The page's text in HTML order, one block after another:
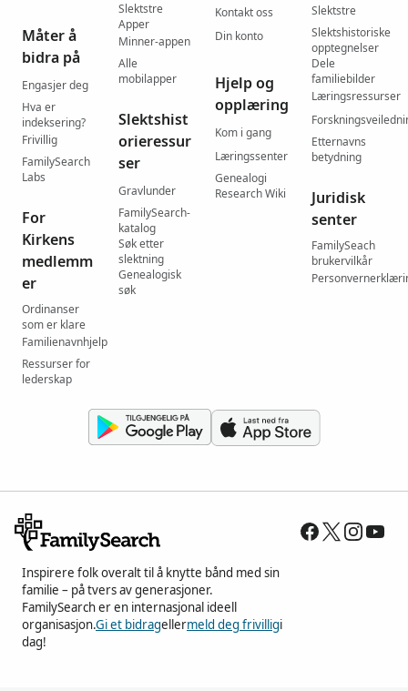
Måter å
bidra på
Engasjer deg
Hva er
indeksering?
Frivillig
FamilySearch
Labs
For
Kirkens
medlemm
er
Ordinanser
som er klare
Familienavnhjelp
Ressurser for
lederskap
Slektstre
Apper
Minner-appen
Alle
mobilapper
Slektshist
orieressur
ser
Gravlunder
FamilySearch-
katalog
Søk etter
slektning
Genealogisk
søk
Kontakt oss
Din konto
Hjelp og
opplæring
Kom i gang
Læringssenter
Genealogi
Research Wiki
Slektstre
Slektshistoriske
opptegnelser
Dele
familiebilder
Læringsressurser
Etternavns
betydning
Juridisk
senter
FamilySeach
brukervilkår
Inspirere folk overalt til å knytte bånd med sin
familie – på tvers av generasjoner.
FamilySearch er en internasjonal ideell
organisasjon.Gi et bidragellermeld deg frivilligi
dag!